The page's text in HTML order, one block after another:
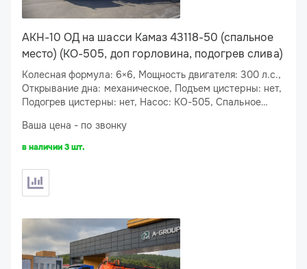
АКН-10 ОД на шасси Камаз 43118-50 (спальное
место) (КО-505, доп горловина, подогрев слива)
Колесная формула: 6×6, Мощность двигателя: 300 л.с.,
Открывание дна: механическое, Подъем цистерны: нет,
Подогрев цистерны: нет, Насос: КО-505, Спальное
Ваша цена - по звонку
в наличии 3 шт.